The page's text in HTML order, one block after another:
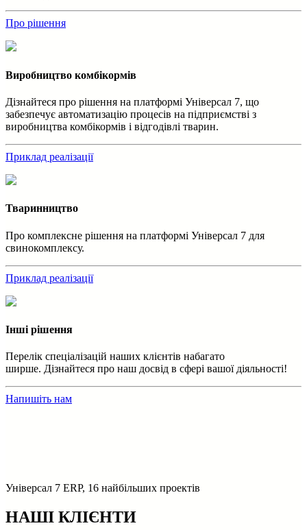
Про рішення
Виробництво комбікормів
Дізнайтеся про рішення на платформі Універсал 7, що
забезпечує автоматизацію процесів на підприємстві з
виробництва комбікормів і відгодівлі тварин.
Приклад реалізації
Тваринництво
Про комплексне рішення на платформі Універсал 7 для
свинокомплексу.
Приклад реалізації
Інші рішення
Перелік спеціалізацій наших клієнтів набагато
ширше. Дізнайтеся про наш досвід в сфері вашої діяльності!
Напишіть нам
Універсал 7 ERP, 16 найбільших проектів
НАШІ КЛІЄНТИ